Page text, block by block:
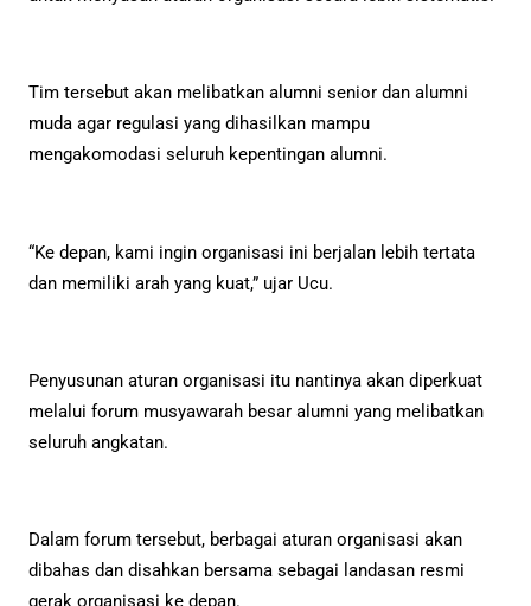
Tim tersebut akan melibatkan alumni senior dan alumni
muda agar regulasi yang dihasilkan mampu
mengakomodasi seluruh kepentingan alumni.
“Ke depan, kami ingin organisasi ini berjalan lebih tertata
dan memiliki arah yang kuat,” ujar Ucu.
Penyusunan aturan organisasi itu nantinya akan diperkuat
melalui forum musyawarah besar alumni yang melibatkan
seluruh angkatan.
Dalam forum tersebut, berbagai aturan organisasi akan
dibahas dan disahkan bersama sebagai landasan resmi
gerak organisasi ke depan.